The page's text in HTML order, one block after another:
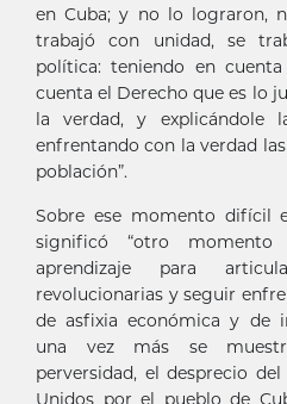
en Cuba; y no lo lograron,
trabajó con unidad, se
política: teniendo en
cuenta el Derecho que es lo
la verdad, y
enfrentando con la verdad
población”.
Sobre ese momento difícil
significó “otro
aprendizaje para
revolucionarias y seguir
de asfixia económica y de
una vez más se
perversidad, el desprecio
Unidos por el pueblo de